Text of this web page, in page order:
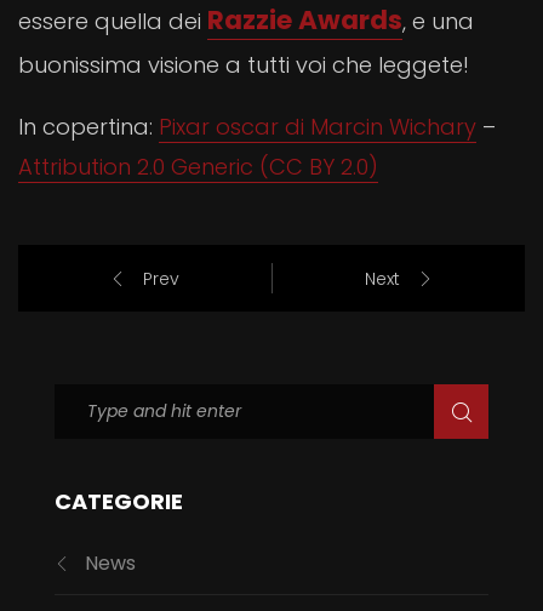
essere quella dei Razzie Awards, e una
buonissima visione a tutti voi che leggete!
In copertina: Pixar oscar di Marcin Wichary –
Attribution 2.0 Generic (CC BY 2.0)
Prev Next
CATEGORIE
News